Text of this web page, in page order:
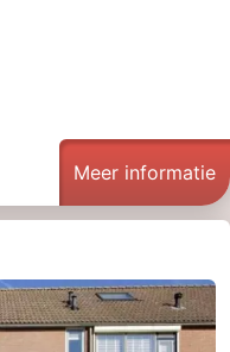
Meer informatie